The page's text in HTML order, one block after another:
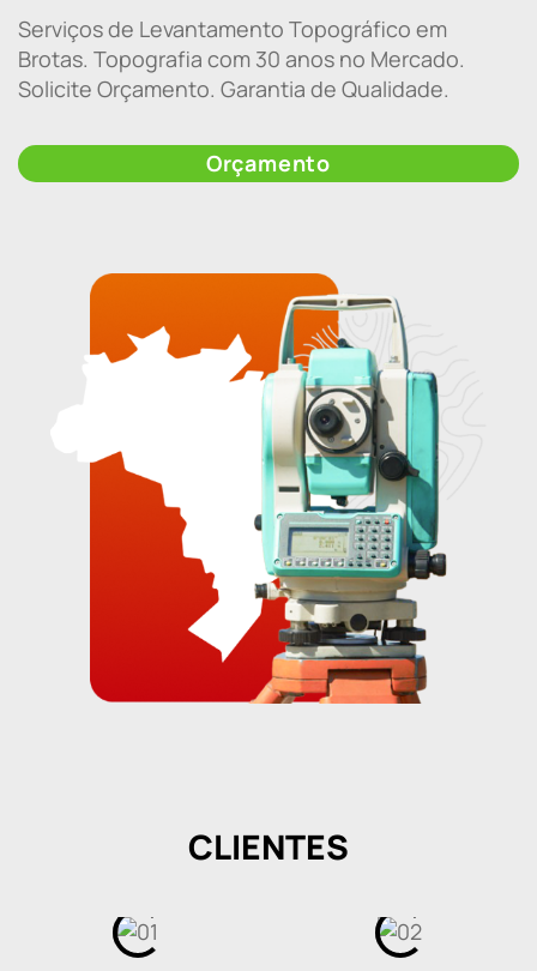
Serviços de Levantamento Topográfico em
Brotas. Topografia com 30 anos no Mercado.
Solicite Orçamento. Garantia de Qualidade.
Orçamento
CLIENTES